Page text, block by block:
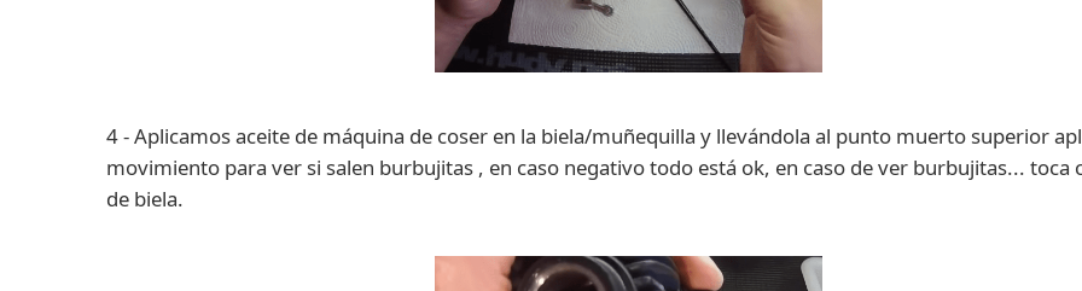
4 - Aplicamos aceite de máquina de coser en la biela/muñequilla y llevándola al punto muerto superior
movimiento para ver si salen burbujitas , en caso negativo todo está ok, en caso de ver burbujitas... toca
de biela.